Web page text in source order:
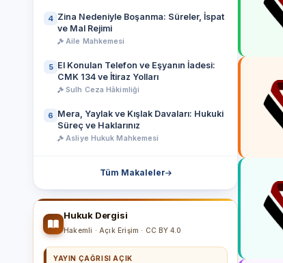
4 Zina Nedeniyle Boşanma: Süreler, İspat
ve Mal Rejimi
Aile Mahkemesi
5 El Konulan Telefon ve Eşyanın İadesi:
CMK 134 ve İtiraz Yolları
Sulh Ceza Hâkimliği
6 Mera, Yaylak ve Kışlak Davaları: Hukuki
Süreç ve Haklarınız
Asliye Hukuk Mahkemesi
Tüm Makaleler
Hukuk Dergisi
Hakemli · Açık Erişim · CC BY 4.0
YAYIN ÇAĞRISI AÇIK